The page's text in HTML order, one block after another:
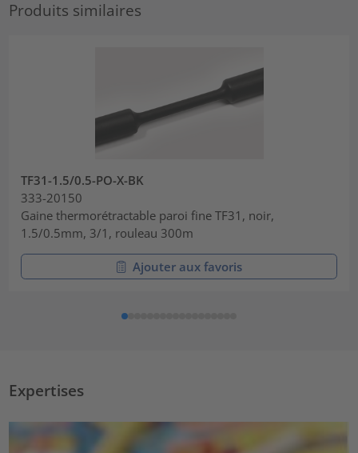
Produits similaires
TF31-1.5/0.5-PO-X-BK
333-20150
Gaine thermorétractable paroi fine TF31, noir,
1.5/0.5mm, 3/1, rouleau 300m
Ajouter aux favoris
Expertises